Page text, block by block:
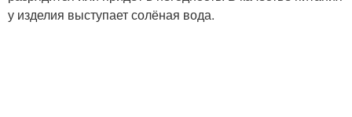
у изделия выступает солёная вода.